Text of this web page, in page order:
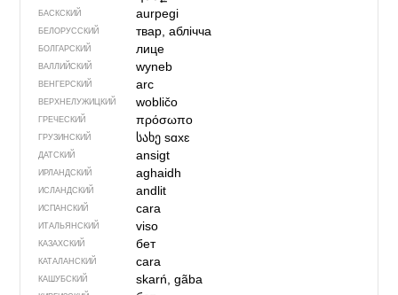
БАСКСКИЙ aurpegi
БЕЛОРУССКИЙ твар, аблічча
БОЛГАРСКИЙ лице
ВАЛЛИЙСКИЙ wyneb
ВЕНГЕРСКИЙ arc
ВЕРХНЕЛУЖИЦКИЙ wobličo
ГРЕЧЕСКИЙ πρόσωπο
ГРУЗИНСКИЙ სახეsɑxɛ
ДАТСКИЙ ansigt
ИРЛАНДСКИЙ aghaidh
ИСЛАНДСКИЙ andlit
ИСПАНСКИЙ cara
ИТАЛЬЯНСКИЙ viso
КАЗАХСКИЙ бет
КАТАЛАНСКИЙ cara
КАШУБСКИЙ skarń, gãba